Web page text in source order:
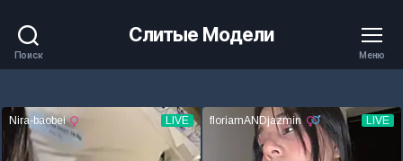
Поиск
Слитые Модели
Меню